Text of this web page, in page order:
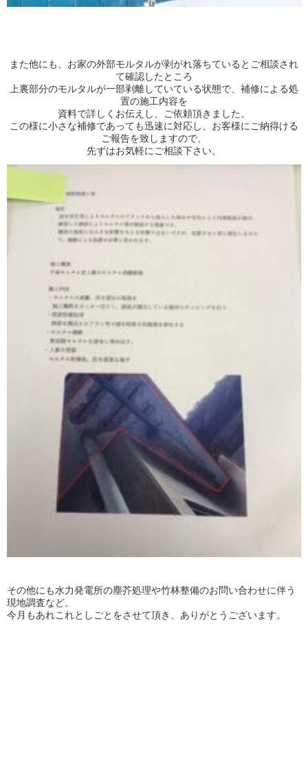
また他にも、お家の外部モルタルが剥がれ落ちているとご相談され
て確認したところ
上裏部分のモルタルが一部剥離していている状態で、補修による処
置の施工内容を
資料で詳しくお伝えし、ご依頼頂きました。
この様に小さな補修であっても迅速に対応し、お客様にご納得ける
ご報告を致しますので、
先ずはお気軽にご相談下さい。
その他にも水力発電所の塵芥処理や竹林整備のお問い合わせに伴う
現地調査など。
今月もあれこれとしごとをさせて頂き、ありがとうございます。